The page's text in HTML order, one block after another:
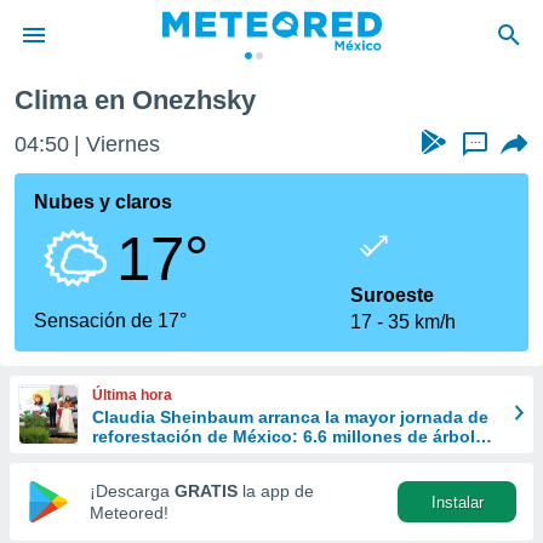
de
ha sido
calidad.
a este
las
y
forma
digital
basada
Clima en Onezhsky
04:50 Viernes ...
Nubes y claros
17°
Sensación de 17°
Suroeste
17
35 km/h
Última hora
Claudia Sheinbaum arranca la mayor jornada de
reforestación de México: 6.6 millones de árboles
¡Descarga GRATIS la app de
Meteored!
Instalar